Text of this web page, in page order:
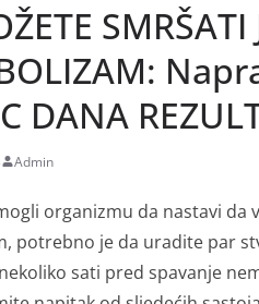
DANA
Admin
organizmu da nastavi da
potrebno je da uradite par
sati pred spavanje